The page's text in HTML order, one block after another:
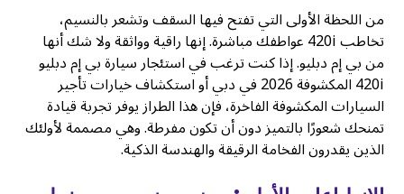
من اللحظة الأولى التي تفتح فيها السقف وتشعر بالنسيم،
تخاطب 420i عواطفك مباشرة. إنها راقية وواثقة ولا شك أنها
من بي إم دبليو. إذا كنت ترغب في استئجار سيارة بي إم دبليو
420i المكشوفة 2026 في دبي أو استكشاف خيارات تأجير
السيارات المكشوفة الفاخرة، فإن هذا الطراز يوفر تجربة قيادة
تمنحك شعورًا بالتميز دون أن تكون مفرطة. وهي مصممة لأولئك
الذين يقدرون الفخامة الرقيقة والهندسة الذكية.